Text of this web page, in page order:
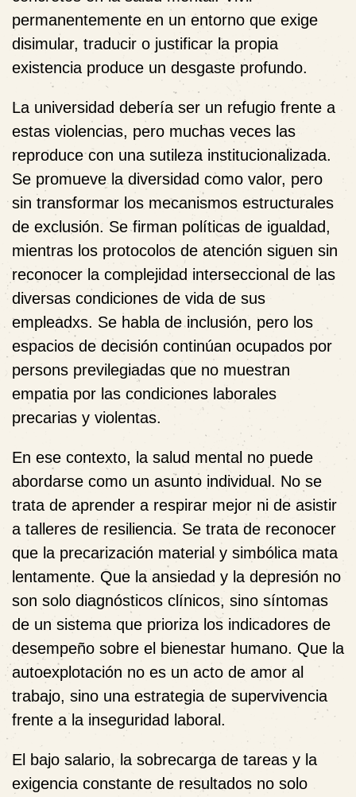
permanentemente en un entorno que exige
disimular, traducir o justificar la propia
existencia produce un desgaste profundo.
La universidad debería ser un refugio frente a
estas violencias, pero muchas veces las
reproduce con una sutileza institucionalizada.
Se promueve la diversidad como valor, pero
sin transformar los mecanismos estructurales
de exclusión. Se firman políticas de igualdad,
mientras los protocolos de atención siguen sin
reconocer la complejidad interseccional de las
diversas condiciones de vida de sus
empleadxs. Se habla de inclusión, pero los
espacios de decisión continúan ocupados por
persons previlegiadas que no muestran
empatia por las condiciones laborales
precarias y violentas.
En ese contexto, la salud mental no puede
abordarse como un asunto individual. No se
trata de aprender a respirar mejor ni de asistir
a talleres de resiliencia. Se trata de reconocer
que la precarización material y simbólica mata
lentamente. Que la ansiedad y la depresión no
son solo diagnósticos clínicos, sino síntomas
de un sistema que prioriza los indicadores de
desempeño sobre el bienestar humano. Que la
autoexplotación no es un acto de amor al
trabajo, sino una estrategia de supervivencia
frente a la inseguridad laboral.
El bajo salario, la sobrecarga de tareas y la
exigencia constante de resultados no solo